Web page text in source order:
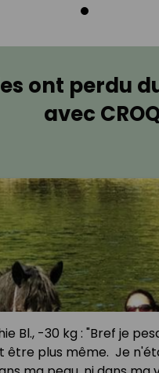
ont perdu
avec
Bl., -30 kg : "Bref je
être plus même. Je